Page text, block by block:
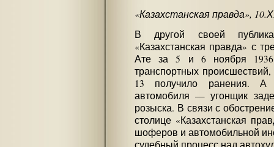
«Казахстанская правда»,
В другой своей
«Казахстанская правда» с
Ате за 5 и 6 ноября
транспортных
13 получило ранения.
автомобиля — угонщик
розыска. В связи с
столице «Казахстанская
шоферов и автомобильной